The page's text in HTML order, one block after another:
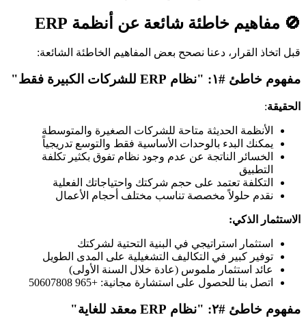
🚫 مفاهيم خاطئة شائعة عن أنظمة ERP
قبل اتخاذ القرار، دعنا نصحح بعض المفاهيم الخاطئة الشائعة:
مفهوم خاطئ #١: "نظام ERP للشركات الكبيرة فقط"
الحقيقة:
الأنظمة الحديثة متاحة للشركات الصغيرة والمتوسطة
يمكنك البدء بالوحدات الأساسية فقط والتوسع تدريجياً
الخسائر الناتجة عن عدم وجود نظام تفوق بكثير تكلفة
التطبيق
التكلفة تعتمد على حجم شركتك واحتياجاتك الفعلية
نقدم حلولاً مخصصة تناسب مختلف أحجام الأعمال
الاستثمار الذكي:
استثمار استراتيجي في البنية التحتية لشركتك
توفير كبير في التكاليف التشغيلية على المدى الطويل
عائد استثمار ملموس (عادة خلال السنة الأولى)
اتصل بنا للحصول على استشارة مجانية: +965 50607808
مفهوم خاطئ #٢: "نظام ERP معقد للغاية"